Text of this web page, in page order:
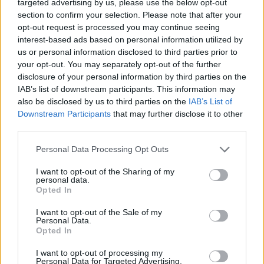
targeted advertising by us, please use the below opt-out
section to confirm your selection. Please note that after your
opt-out request is processed you may continue seeing
interest-based ads based on personal information utilized by
us or personal information disclosed to third parties prior to
your opt-out. You may separately opt-out of the further
disclosure of your personal information by third parties on the
IAB’s list of downstream participants. This information may
also be disclosed by us to third parties on the IAB’s List of
Downstream Participants that may further disclose it to other
Personal Data Processing Opt Outs
I want to opt-out of the Sharing of my
personal data.
Opted In
I want to opt-out of the Sale of my
Personal Data.
Opted In
I want to opt-out of processing my
Personal Data for Targeted Advertising.
Movilidad, que arrancará en los próximos meses y que
conlleva la implantación de la MetroGuagua.
Para el desarrollo de la exposición se ha contado con la
colaboración del cronista oficial de Las Palmas de Gran
Canaria, Juan José Laforet, que ha recopilado algunas
de las efemérides vinculadas a Mesa y López que han
marcado la vida de los vecinos en el último siglo.
Un vídeo con imágenes cedidas por distintos medios de
comunicación (Canarias 7, La Provincia y TVE) y otras
futura transformación.
de las principales vías de la ciudad y a través de esta
colaboración he intentado reflejar toda la evolución que
López, se decidió poner su nombre a la gran avenida que
por aquel entonces se proyectaba hacer aquí”,
comentó Juan José Laforet.
La exposición forma parte del programa Hablemos que